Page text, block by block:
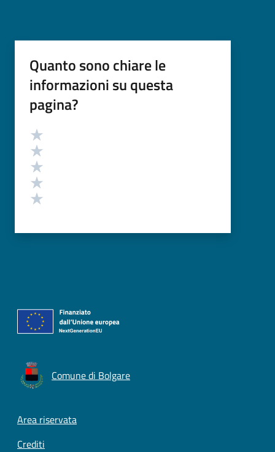
Quanto sono chiare le
informazioni su questa
pagina?
Valutazione
Comune di Bolgare
Footer menu
Area riservata
Crediti